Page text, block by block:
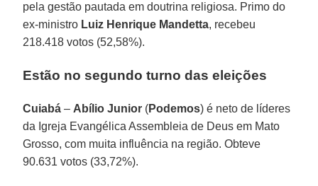
pela gestão pautada em doutrina religiosa. Primo do
ex-ministro Luiz Henrique Mandetta, recebeu
218.418 votos (52,58%).
Estão no segundo turno das eleições
Cuiabá – Abílio Junior (Podemos) é neto de líderes
da Igreja Evangélica Assembleia de Deus em Mato
Grosso, com muita influência na região. Obteve
90.631 votos (33,72%).